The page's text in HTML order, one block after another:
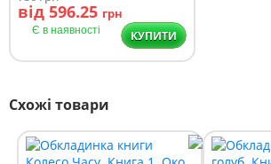
від 596.25 грн
Є в наявності КУПИТИ
Схожі товари